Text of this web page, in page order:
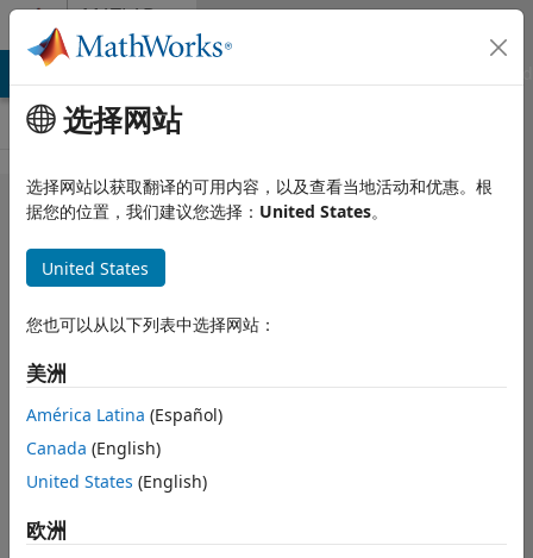
跳到内容 MATLAB
Answers
MATLAB Answers
How do I
do
char2num
(assume
Ascii)?
Gavin
2024 9 24
1 个回答
更新时间：2024 9
选择网站
选择网站以获取翻译的可用内容，以及查看当地活动和优惠。根
据您的位置，我们建议您选择： United States。
United States
您也可以从以下列表中选择网站：
美洲
América Latina (Español)
Canada (English)
United States (English)
欧洲